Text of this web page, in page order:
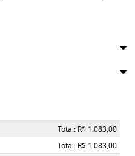
Total: R$ 1.083,00
Total: R$ 1.083,00